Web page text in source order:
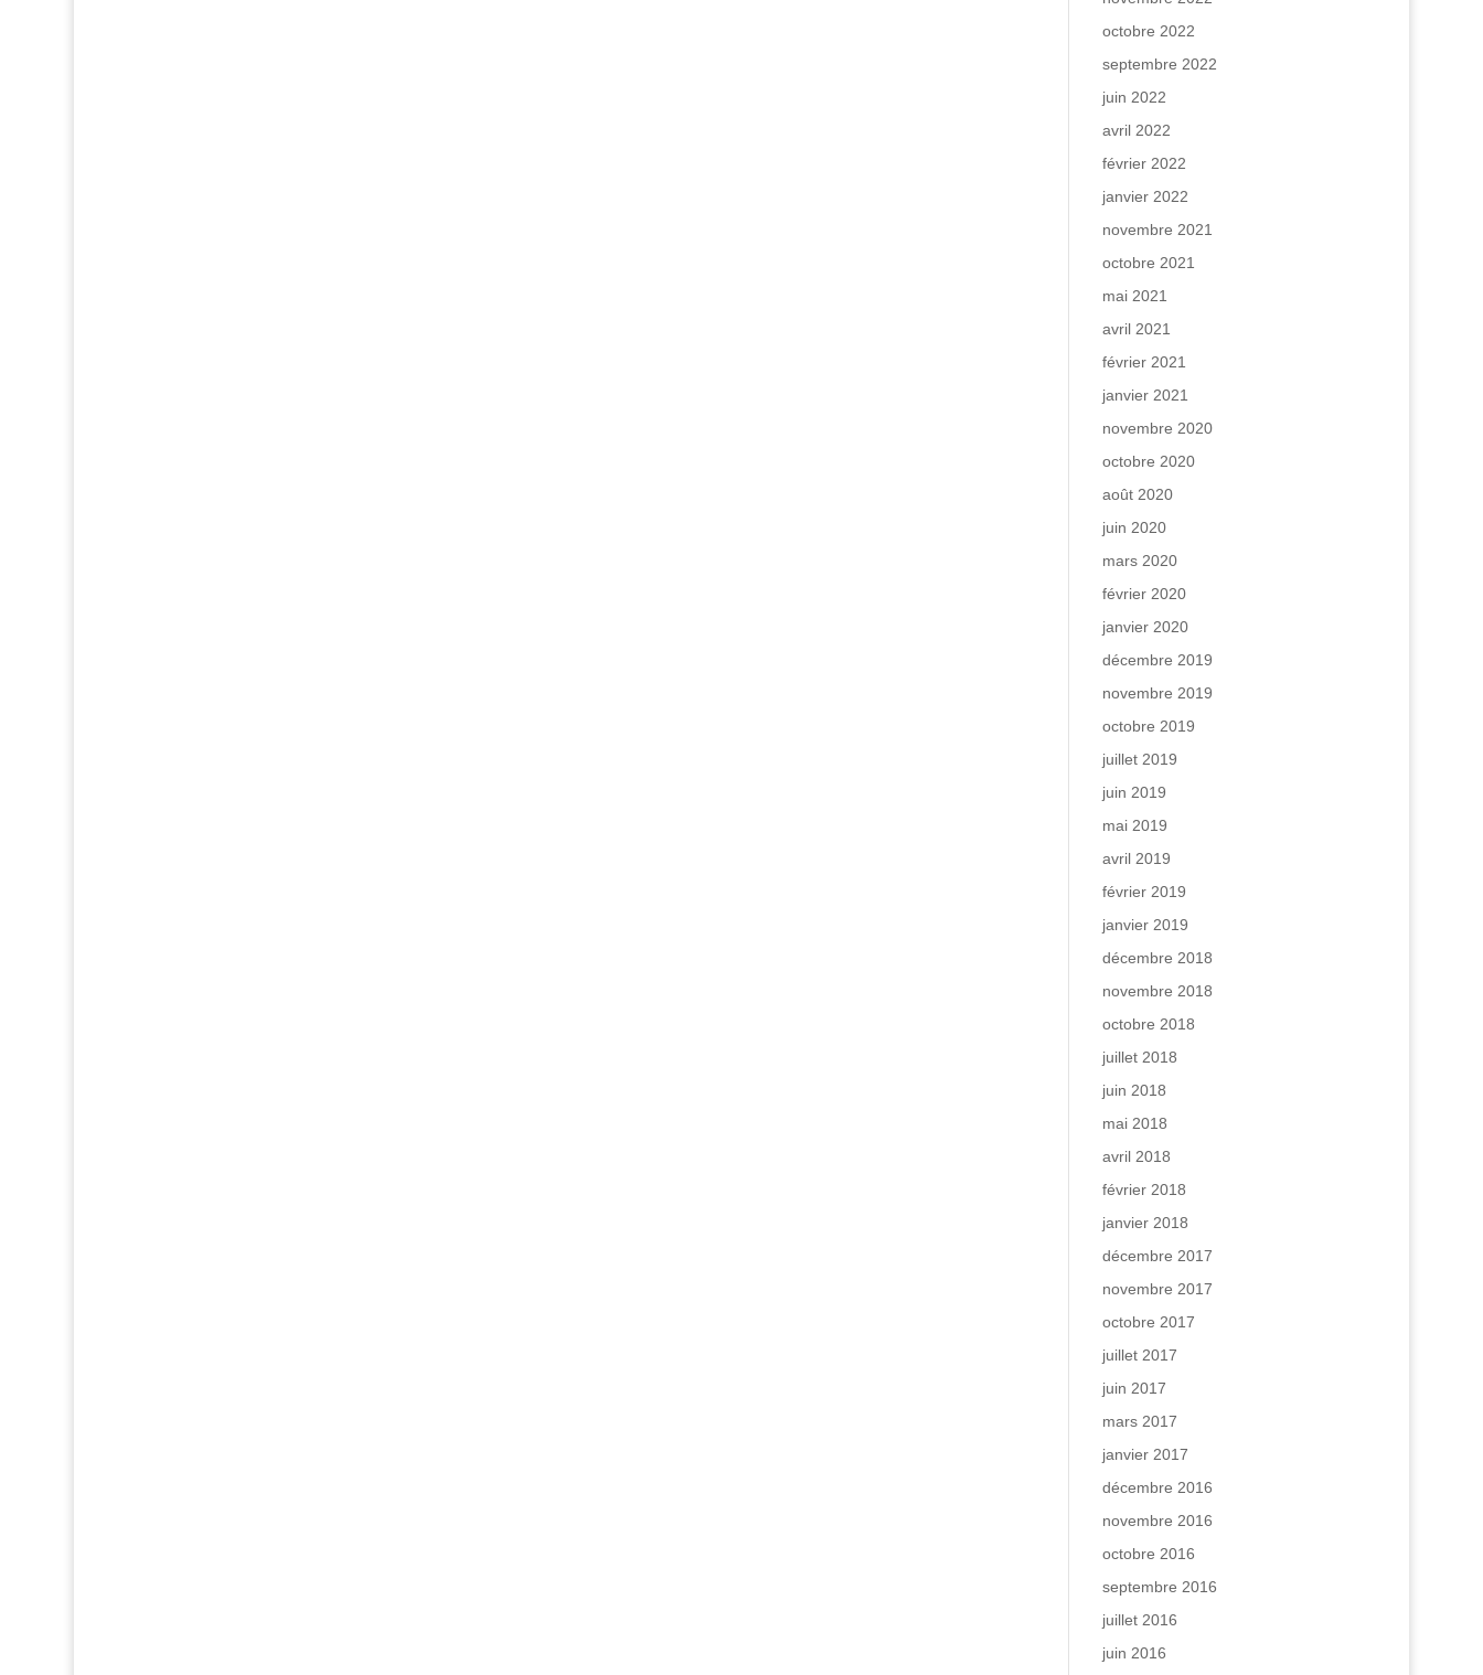
octobre 2022
septembre 2022
juin 2022
avril 2022
février 2022
janvier 2022
novembre 2021
octobre 2021
mai 2021
avril 2021
février 2021
janvier 2021
novembre 2020
octobre 2020
août 2020
juin 2020
mars 2020
février 2020
janvier 2020
décembre 2019
novembre 2019
octobre 2019
juillet 2019
juin 2019
mai 2019
avril 2019
février 2019
janvier 2019
décembre 2018
novembre 2018
octobre 2018
juillet 2018
juin 2018
mai 2018
avril 2018
février 2018
janvier 2018
décembre 2017
novembre 2017
octobre 2017
juillet 2017
juin 2017
mars 2017
janvier 2017
décembre 2016
novembre 2016
octobre 2016
septembre 2016
juillet 2016
juin 2016